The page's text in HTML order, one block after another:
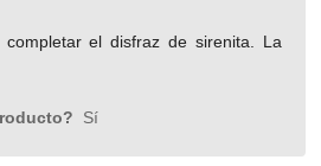
completar el disfraz de sirenita. La
Sí